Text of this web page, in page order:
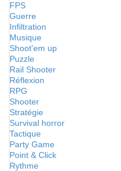
FPS
Guerre
Infiltration
Musique
Shoot'em up
Puzzle
Rail Shooter
Réflexion
RPG
Shooter
Stratégie
Survival horror
Tactique
Party Game
Point & Click
Rythme